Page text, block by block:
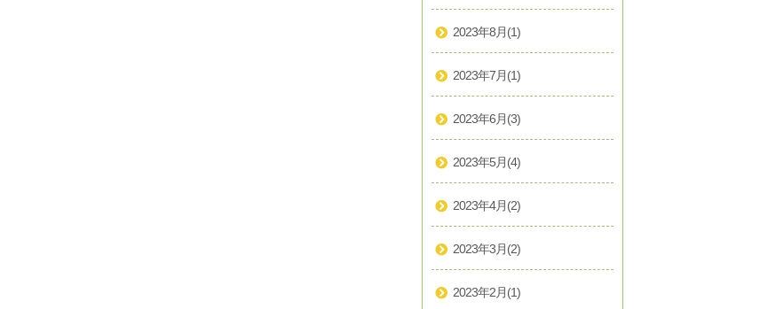
2023年8月(1)
2023年7月(1)
2023年6月(3)
2023年5月(4)
2023年4月(2)
2023年3月(2)
2023年2月(1)